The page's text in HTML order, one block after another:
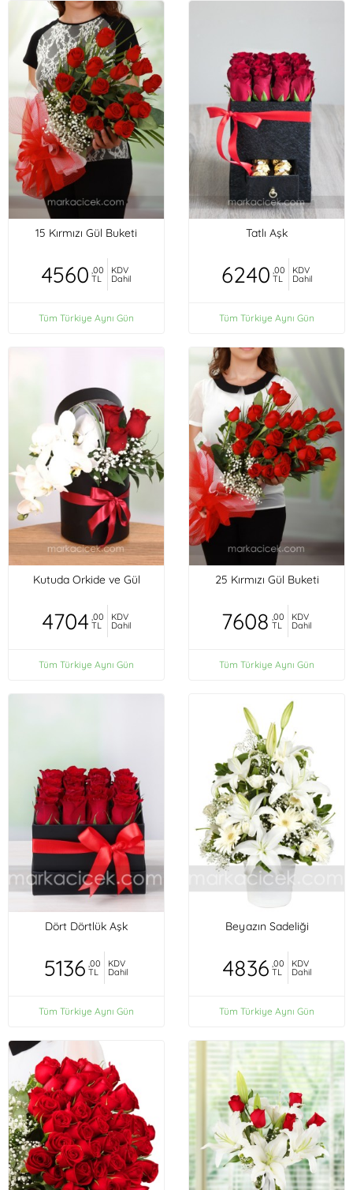
15 Kırmızı Gül Buketi
4560 ,00
TL
KDV
Dahil
Tüm Türkiye Aynı Gün
Tatlı Aşk
6240 ,00
TL
KDV
Dahil
Tüm Türkiye Aynı Gün
Kutuda Orkide ve Gül
4704 ,00
TL
KDV
Dahil
Tüm Türkiye Aynı Gün
25 Kırmızı Gül Buketi
7608 ,00
TL
KDV
Dahil
Tüm Türkiye Aynı Gün
Dört Dörtlük Aşk
5136 ,00
TL
KDV
Dahil
Tüm Türkiye Aynı Gün
Beyazın Sadeliği
4836 ,00
TL
KDV
Dahil
Tüm Türkiye Aynı Gün